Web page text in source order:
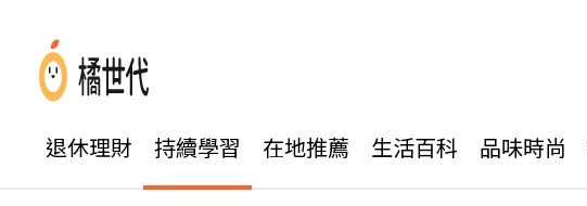
退休理財 持續學習 在地推薦 生活百科 品味時尚